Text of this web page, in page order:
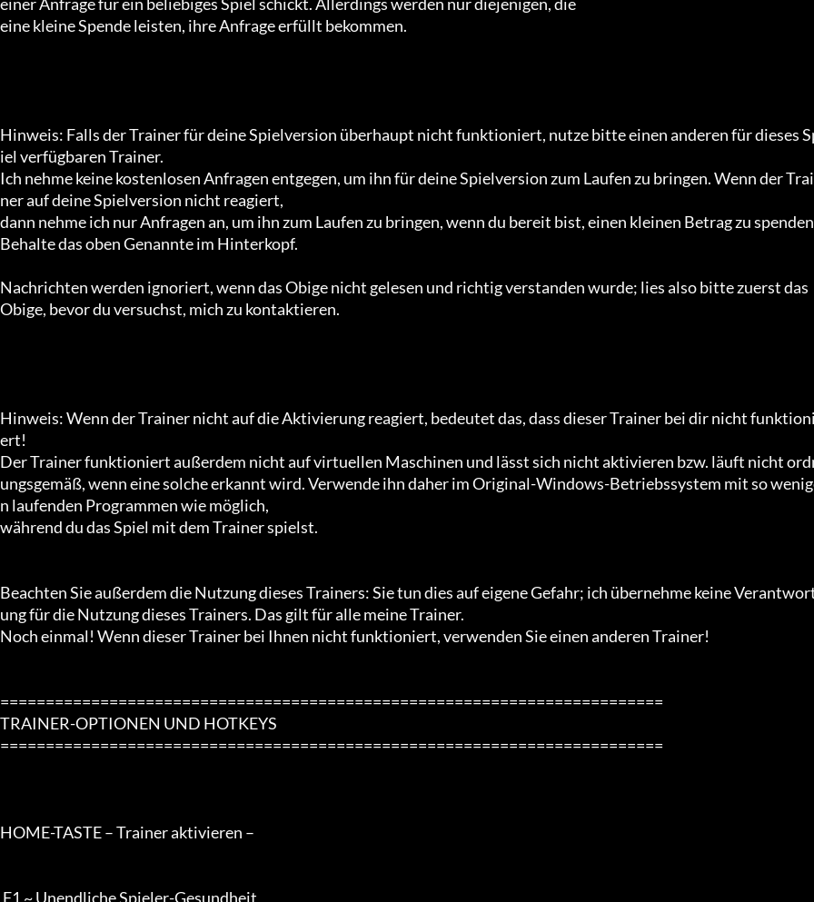
eine kleine Spende leisten, ihre Anfrage erfüllt bekommen.
Hinweis: Falls der Trainer für deine Spielversion überhaupt nicht funktioniert, nutze bitte einen anderen für dieses
iel verfügbaren Trainer.
Ich nehme keine kostenlosen Anfragen entgegen, um ihn für deine Spielversion zum Laufen zu bringen. Wenn der Trai
ner auf deine Spielversion nicht reagiert,
dann nehme ich nur Anfragen an, um ihn zum Laufen zu bringen, wenn du bereit bist, einen kleinen Betrag zu
Behalte das oben Genannte im Hinterkopf.
Nachrichten werden ignoriert, wenn das Obige nicht gelesen und richtig verstanden wurde; lies also bitte zuerst das
Obige, bevor du versuchst, mich zu kontaktieren.
Hinweis: Wenn der Trainer nicht auf die Aktivierung reagiert, bedeutet das, dass dieser Trainer bei dir nicht
ert!
Der Trainer funktioniert außerdem nicht auf virtuellen Maschinen und lässt sich nicht aktivieren bzw. läuft nicht
ungsgemäß, wenn eine solche erkannt wird. Verwende ihn daher im Original-Windows-Betriebssystem mit so
n laufenden Programmen wie möglich,
während du das Spiel mit dem Trainer spielst.
Beachten Sie außerdem die Nutzung dieses Trainers: Sie tun dies auf eigene Gefahr; ich übernehme keine
ung für die Nutzung dieses Trainers. Das gilt für alle meine Trainer.
Noch einmal! Wenn dieser Trainer bei Ihnen nicht funktioniert, verwenden Sie einen anderen Trainer!
=========================================================================
TRAINER-OPTIONEN UND HOTKEYS
=========================================================================
HOME-TASTE – Trainer aktivieren –